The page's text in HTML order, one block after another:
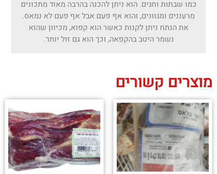
כמו שבתות וחגים. הוא ניתן להכנה בהרבה מאוד מתכונים
מרעננים ומגוונים, והוא אף פעם אבל אף פעם לא נמאס.
את הנתח ניתן לקנות כאשר הוא קפוא, מכיוון שהוא
נשמר היטב בהקפאה, וכך הוא גם זול יותר.
מוצרים קשורים